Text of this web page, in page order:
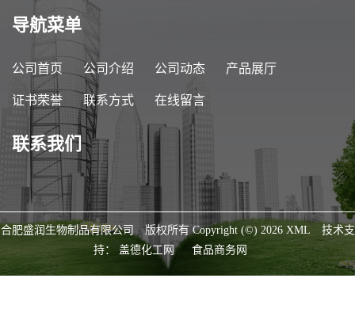
导航菜单
公司首页 公司介绍 公司动态 产品展厅
证书荣誉 联系方式 在线留言
联系我们
合肥盛润生物制品有限公司 版权所有 Copyright (©) 2026 XML
技术支
持： 盖德化工网 食品商务网